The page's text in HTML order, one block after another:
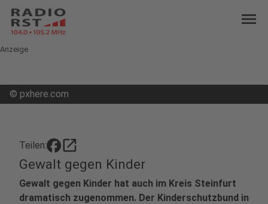
menu
Anzeige
© pxhere.com
Teilen: open_in_new
Gewalt gegen Kinder
Gewalt gegen Kinder hat auch im Kreis Steinfurt
dramatisch zugenommen. Der Kinderschutzbund in